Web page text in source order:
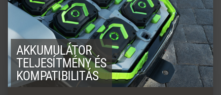
AKKUMULÁTOR
TELJESÍTMÉNY ÉS
KOMPATIBILITÁS